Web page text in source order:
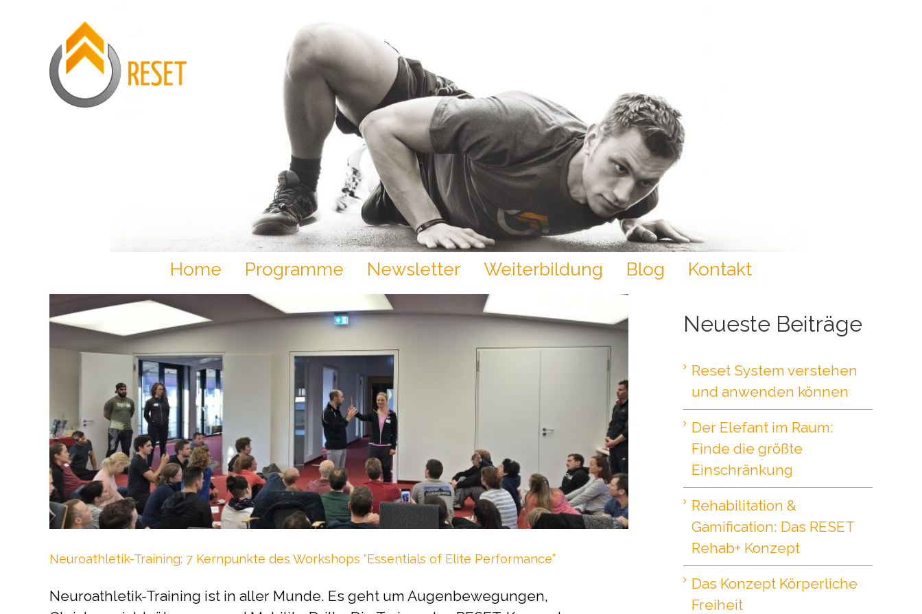
Home Programme Newsletter Weiterbildung Blog Kontakt
Neuroathletik-Training: 7 Kernpunkte des Workshops “Essentials of Elite Performance”
Neuroathletik-Training ist in aller Munde. Es geht um Augenbewegungen,
Neueste Beiträge
Reset System verstehen
und anwenden können
Der Elefant im Raum:
Finde die größte
Einschränkung
Rehabilitation &
Gamification: Das RESET
Rehab+ Konzept
Das Konzept Körperliche
Freiheit